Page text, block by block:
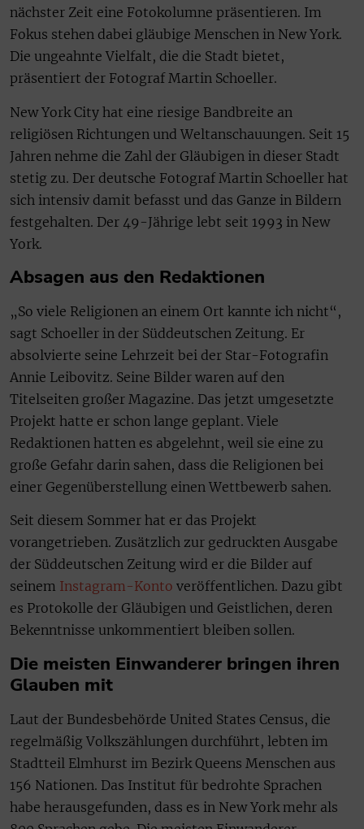
nächster Zeit eine Fotokolumne präsentieren. Im
Fokus stehen dabei gläubige Menschen in New York.
Die ungeahnte Vielfalt, die die Stadt bietet,
präsentiert der Fotograf Martin Schoeller.
New York City hat eine riesige Bandbreite an
religiösen Richtungen und Weltanschauungen. Seit 15
Jahren nehme die Zahl der Gläubigen in dieser Stadt
stetig zu. Der deutsche Fotograf Martin Schoeller hat
sich intensiv damit befasst und das Ganze in Bildern
festgehalten. Der 49-Jährige lebt seit 1993 in New
York.
Absagen aus den Redaktionen
„So viele Religionen an einem Ort kannte ich nicht“,
sagt Schoeller in der Süddeutschen Zeitung. Er
absolvierte seine Lehrzeit bei der Star-Fotografin
Annie Leibovitz. Seine Bilder waren auf den
Titelseiten großer Magazine. Das jetzt umgesetzte
Projekt hatte er schon lange geplant. Viele
Redaktionen hatten es abgelehnt, weil sie eine zu
große Gefahr darin sahen, dass die Religionen bei
einer Gegenüberstellung einen Wettbewerb sahen.
Seit diesem Sommer hat er das Projekt
vorangetrieben. Zusätzlich zur gedruckten Ausgabe
der Süddeutschen Zeitung wird er die Bilder auf
seinem Instagram-Konto veröffentlichen. Dazu gibt
es Protokolle der Gläubigen und Geistlichen, deren
Bekenntnisse unkommentiert bleiben sollen.
Die meisten Einwanderer bringen ihren
Glauben mit
Laut der Bundesbehörde United States Census, die
regelmäßig Volkszählungen durchführt, lebten im
Stadtteil Elmhurst im Bezirk Queens Menschen aus
156 Nationen. Das Institut für bedrohte Sprachen
habe herausgefunden, dass es in New York mehr als